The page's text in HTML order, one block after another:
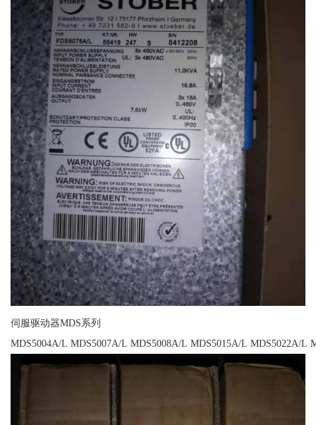
伺服驱动器MDS系列
MDS5004A/L MDS5007A/L MDS5008A/L MDS5015A/L MDS5022A/